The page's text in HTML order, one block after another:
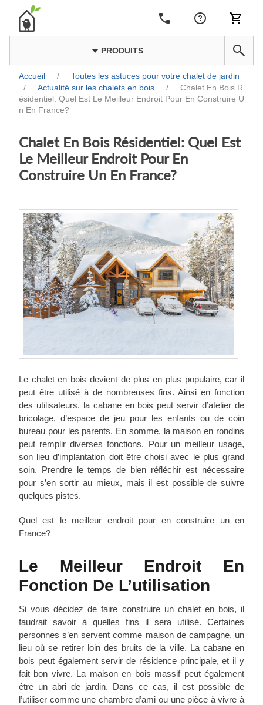
PRODUITS
Accueil /
Toutes les astuces pour votre chalet de jardin
/
Actualité sur les chalets en bois /
Chalet En Bois R
ésidentiel: Quel Est Le Meilleur Endroit Pour En Construire U
n En France?
Chalet En Bois Résidentiel: Quel Est
Le Meilleur Endroit Pour En
Construire Un En France?
Le chalet en bois devient de plus en plus populaire, car il
peut être utilisé à de nombreuses fins. Ainsi en fonction
des utilisateurs, la cabane en bois peut servir d’atelier de
bricolage, d’espace de jeu pour les enfants ou de coin
bureau pour les parents. En somme, la maison en rondins
peut remplir diverses fonctions. Pour un meilleur usage,
son lieu d’implantation doit être choisi avec le plus grand
soin. Prendre le temps de bien réfléchir est nécessaire
pour s’en sortir au mieux, mais il est possible de suivre
quelques pistes.
Quel est le meilleur endroit pour en construire un en
France?
Le Meilleur Endroit En
Fonction De L’utilisation
Si vous décidez de faire construire un chalet en bois, il
faudrait savoir à quelles fins il sera utilisé. Certaines
personnes s’en servent comme maison de campagne, un
lieu où se retirer loin des bruits de la ville. La cabane en
bois peut également servir de résidence principale, et il y
fait bon vivre. La maison en bois massif peut également
être un abri de jardin. Dans ce cas, il est possible de
l’utiliser comme une chambre d’ami ou une pièce à vivre à